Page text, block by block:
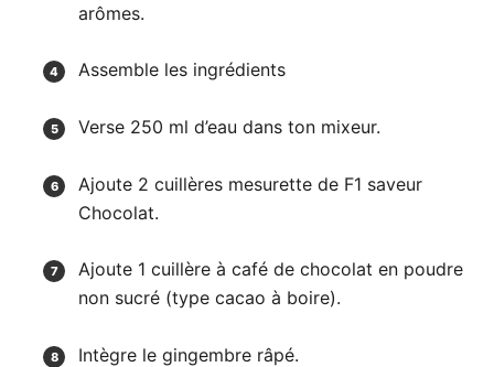
arômes.
Assemble les ingrédients
Verse 250 ml d’eau dans ton mixeur.
Ajoute 2 cuillères mesurette de F1 saveur
Chocolat.
Ajoute 1 cuillère à café de chocolat en poudre
non sucré (type cacao à boire).
Intègre le gingembre râpé.